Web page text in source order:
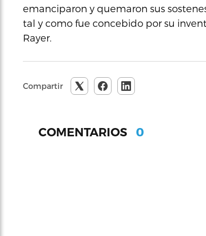
emanciparon y quemaron sus
tal y como fue concebido por su
Rayer.
Compartir
COMENTARIOS 0